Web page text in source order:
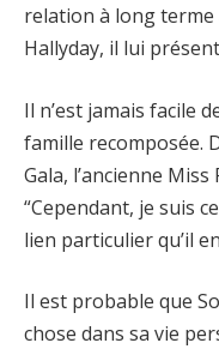
relation à long terme
Hallyday, il lui
Il n’est jamais facile
famille recomposée.
Gala, l’ancienne Miss
“Cependant, je suis
lien particulier qu’il
Il est probable que
chose dans sa vie